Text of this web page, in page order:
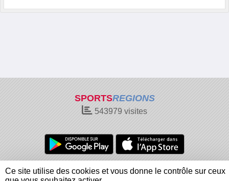
SPORTSREGIONS
543979 visites
Charte cookies
Gestion des cookies
Informations légales
Signaler un contenu inapproprié
Ce site utilise des cookies et vous donne le contrôle sur ceux